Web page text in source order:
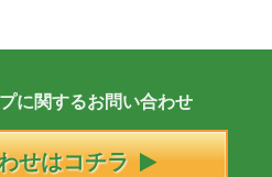
に関するお問い合わせ
せはコチラ